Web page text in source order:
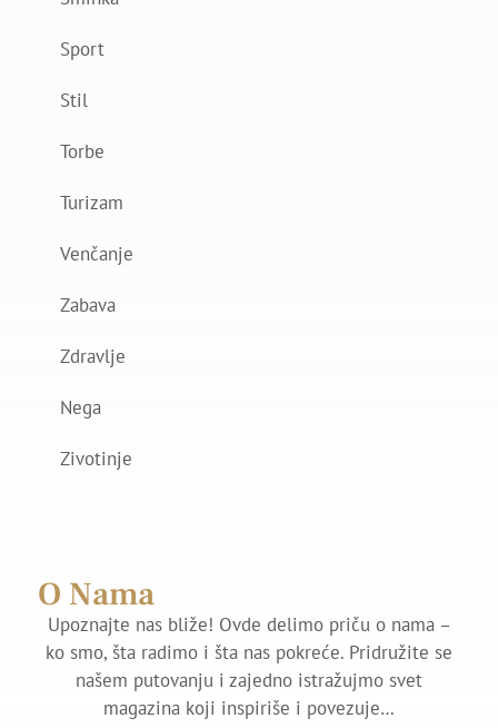
Sport
Stil
Torbe
Turizam
Venčanje
Zabava
Zdravlje
Nega
Zivotinje
O Nama
Upoznajte nas bliže! Ovde delimo priču o nama –
ko smo, šta radimo i šta nas pokreće. Pridružite se
našem putovanju i zajedno istražujmo svet
magazina koji inspiriše i povezuje…